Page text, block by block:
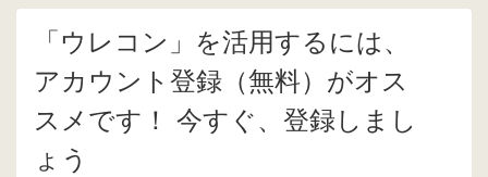
「ウレコン」を活用するには、
アカウント登録（無料）がオス
スメです！ 今すぐ、登録しまし
ょう